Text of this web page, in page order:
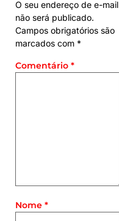
O seu endereço de e-mail
não será publicado.
Campos obrigatórios são
marcados com *
Comentário *
Nome *